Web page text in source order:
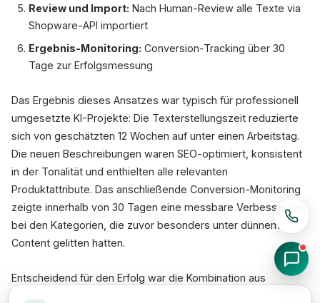
Review und Import: Nach Human-Review alle Texte via
Shopware-API importiert
Ergebnis-Monitoring: Conversion-Tracking über 30
Tage zur Erfolgsmessung
Das Ergebnis dieses Ansatzes war typisch für professionell
umgesetzte KI-Projekte: Die Texterstellungszeit reduzierte
sich von geschätzten 12 Wochen auf unter einen Arbeitstag.
Die neuen Beschreibungen waren SEO-optimiert, konsistent
in der Tonalität und enthielten alle relevanten
Produktattribute. Das anschließende Conversion-Monitoring
zeigte innerhalb von 30 Tagen eine messbare Verbesserung
bei den Kategorien, die zuvor besonders unter dünnem
Content gelitten hatten.
Entscheidend für den Erfolg war die Kombination aus